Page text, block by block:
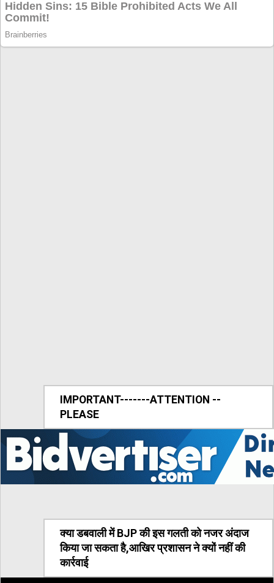
IMPORTANT-------ATTENTION --
PLEASE
क्या डबवाली में BJP की इस गलती को नजर अंदाज
किया जा सकता है,आखिर प्रशासन ने क्यों नहीं की
कार्रवाई